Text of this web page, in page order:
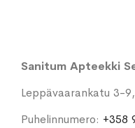
Sanitum Apteekki
Leppävaarankatu 3-
Puhelinnumero: +358